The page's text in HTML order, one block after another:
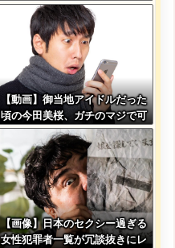
ｗｗｗｗｗｗｗｗｗｗｗｗｗｗ
【動画】御当地アイドルだった
頃の今田美桜、ガチのマジで可
愛くてワイらをびびらせまくっ
てしまうw w w w w w w w
【画像】日本のセクシー過ぎる
女性犯罪者一覧が冗談抜きにレ